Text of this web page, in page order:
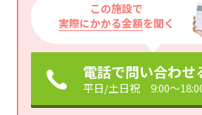
この施設で
実際にかかる金額を聞く
電話で問い合わせ
平日/土日祝 9:00～